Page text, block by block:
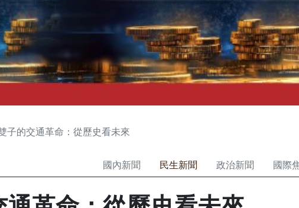
子的交通革命：從歷史看未來
國內新聞 民生新聞 政治新聞 國際